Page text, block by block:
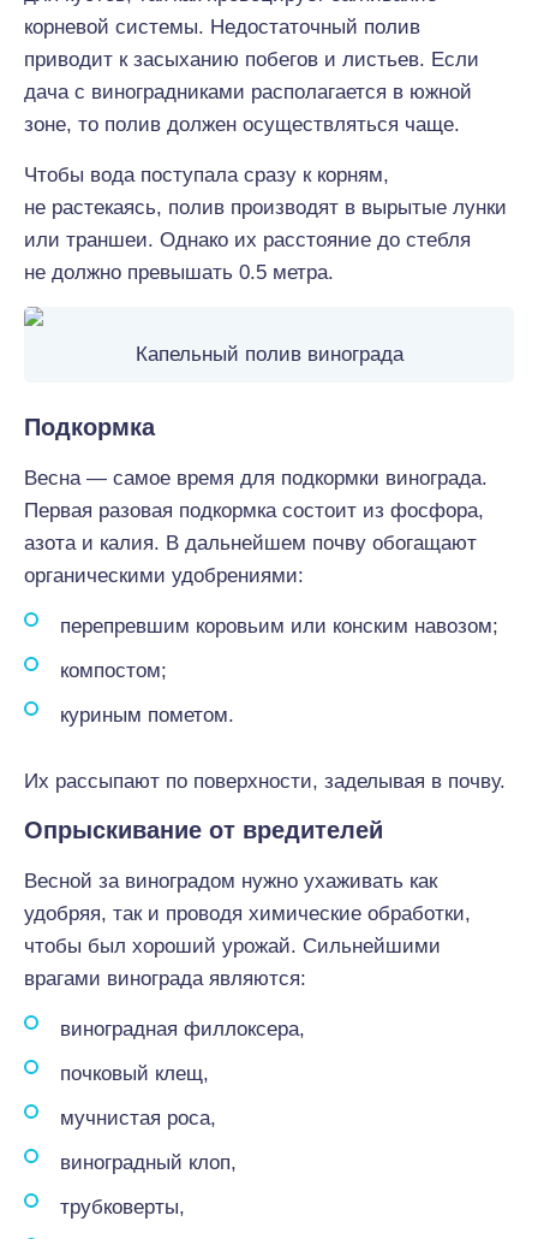
корневой системы. Недостаточный полив
приводит к засыханию побегов и листьев. Если
дача с виноградниками располагается в южной
зоне, то полив должен осуществляться чаще.
Чтобы вода поступала сразу к корням,
не растекаясь, полив производят в вырытые лунки
или траншеи. Однако их расстояние до стебля
не должно превышать 0.5 метра.
Капельный полив винограда
Подкормка
Весна — самое время для подкормки винограда.
Первая разовая подкормка состоит из фосфора,
азота и калия. В дальнейшем почву обогащают
органическими удобрениями:
перепревшим коровьим или конским навозом;
компостом;
куриным пометом.
Их рассыпают по поверхности, заделывая в почву.
Опрыскивание от вредителей
Весной за виноградом нужно ухаживать как
удобряя, так и проводя химические обработки,
чтобы был хороший урожай. Сильнейшими
врагами винограда являются:
виноградная филлоксера,
почковый клещ,
мучнистая роса,
виноградный клоп,
трубковерты,